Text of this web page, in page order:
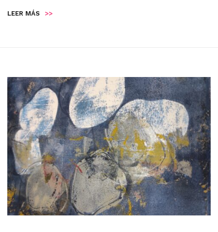
LEER MÁS >>